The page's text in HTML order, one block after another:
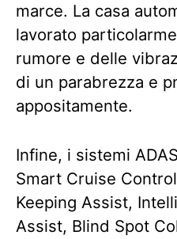
marce. La casa
lavorato
rumore e delle
di un parabrezza e
appositamente.
Infine, i sistemi
Smart Cruise
Keeping Assist,
Assist, Blind Spot